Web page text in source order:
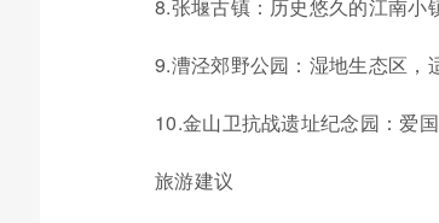
8.张堰古镇：历史悠久的江南小
9.漕泾郊野公园：湿地生态区，
10.金山卫抗战遗址纪念园：爱
旅游建议